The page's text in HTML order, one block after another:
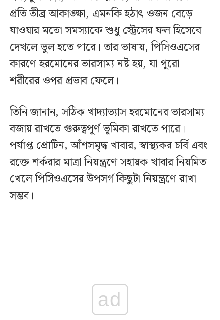
প্রতি তীব্র আকাঙ্ক্ষা, এমনকি হঠাৎ ওজন বেড়ে
যাওয়ার মতো সমস্যাকে শুধু স্ট্রেসের ফল হিসেবে
দেখলে ভুল হতে পারে। তার ভাষায়, পিসিওএসের
কারণে হরমোনের ভারসাম্য নষ্ট হয়, যা পুরো
শরীরের ওপর প্রভাব ফেলে।
তিনি জানান, সঠিক খাদ্যাভ্যাস হরমোনের ভারসাম্য
বজায় রাখতে গুরুত্বপূর্ণ ভূমিকা রাখতে পারে।
পর্যাপ্ত প্রোটিন, আঁশসমৃদ্ধ খাবার, স্বাস্থ্যকর চর্বি এবং
রক্তে শর্করার মাত্রা নিয়ন্ত্রণে সহায়ক খাবার নিয়মিত
খেলে পিসিওএসের উপসর্গ কিছুটা নিয়ন্ত্রণে রাখা
সম্ভব।
ad